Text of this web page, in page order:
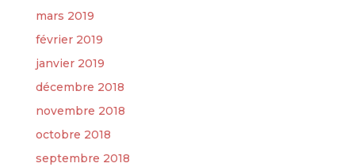
mars 2019
février 2019
janvier 2019
décembre 2018
novembre 2018
octobre 2018
septembre 2018